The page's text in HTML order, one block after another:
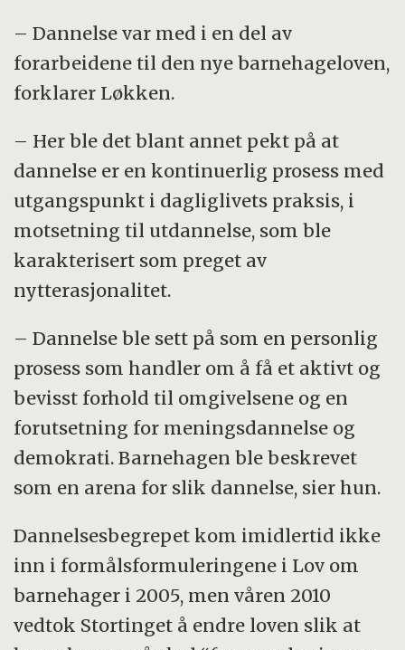
– Dannelse var med i en del av
forarbeidene til den nye barnehageloven,
forklarer Løkken.
– Her ble det blant annet pekt på at
dannelse er en kontinuerlig prosess med
utgangspunkt i dagliglivets praksis, i
motsetning til utdannelse, som ble
karakterisert som preget av
nytterasjonalitet.
– Dannelse ble sett på som en personlig
prosess som handler om å få et aktivt og
bevisst forhold til omgivelsene og en
forutsetning for meningsdannelse og
demokrati. Barnehagen ble beskrevet
som en arena for slik dannelse, sier hun.
Dannelsesbegrepet kom imidlertid ikke
inn i formålsformuleringene i Lov om
barnehager i 2005, men våren 2010
vedtok Stortinget å endre loven slik at